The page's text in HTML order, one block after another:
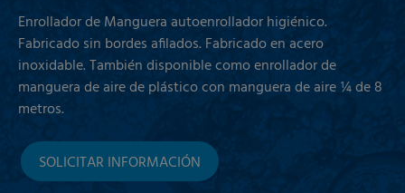
Enrollador de Manguera autoenrollador higiénico.
Fabricado sin bordes afilados. Fabricado en acero
inoxidable. También disponible como enrollador de
manguera de aire de plástico con manguera de aire ¼ de 8
metros.
SOLICITAR INFORMACIÓN